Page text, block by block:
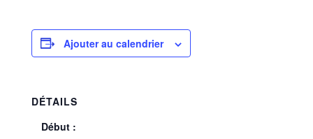
Ajouter au calendrier
DÉTAILS
Début :